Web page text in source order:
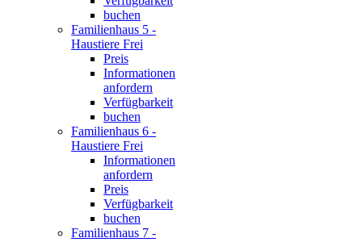
buchen
Familienhaus 5 -
Haustiere Frei
Preis
Informationen
anfordern
Verfügbarkeit
buchen
Familienhaus 6 -
Haustiere Frei
Informationen
anfordern
Preis
Verfügbarkeit
buchen
Familienhaus 7 -